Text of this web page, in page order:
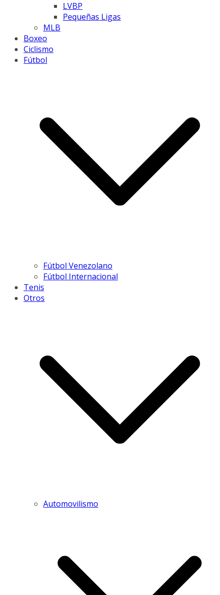
LVBP
Pequeñas Ligas
MLB
Boxeo
Ciclismo
Fútbol
Fútbol Venezolano
Fútbol Internacional
Tenis
Otros
Automovilismo